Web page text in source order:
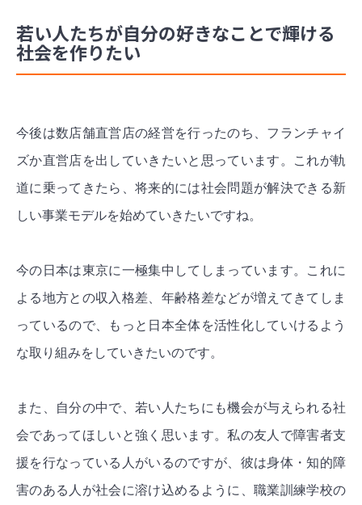
若い人たちが自分の好きなことで輝ける
社会を作りたい
今後は数店舗直営店の経営を行ったのち、フランチャイ
ズか直営店を出していきたいと思っています。これが軌
道に乗ってきたら、将来的には社会問題が解決できる新
しい事業モデルを始めていきたいですね。
今の日本は東京に一極集中してしまっています。これに
よる地方との収入格差、年齢格差などが増えてきてしま
っているので、もっと日本全体を活性化していけるよう
な取り組みをしていきたいのです。
また、自分の中で、若い人たちにも機会が与えられる社
会であってほしいと強く思います。私の友人で障害者支
援を行なっている人がいるのですが、彼は身体・知的障
害のある人が社会に溶け込めるように、職業訓練学校の